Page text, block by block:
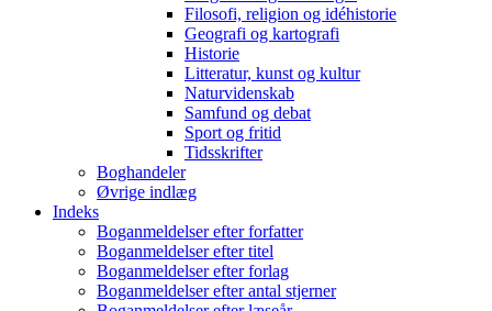
Filosofi, religion og idéhistorie
Geografi og kartografi
Historie
Litteratur, kunst og kultur
Naturvidenskab
Samfund og debat
Sport og fritid
Tidsskrifter
Boghandeler
Øvrige indlæg
Indeks
Boganmeldelser efter forfatter
Boganmeldelser efter titel
Boganmeldelser efter forlag
Boganmeldelser efter antal stjerner